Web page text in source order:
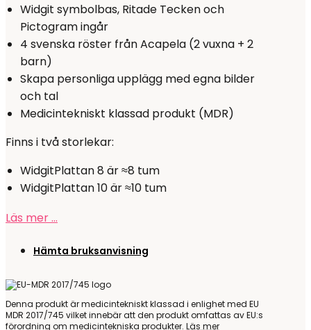
Widgit symbolbas, Ritade Tecken och
Pictogram ingår
4 svenska röster från Acapela (2 vuxna + 2
barn)
Skapa personliga upplägg med egna bilder
och tal
Medicintekniskt klassad produkt (MDR)
Finns i två storlekar:
WidgitPlattan 8 är ≈8 tum
WidgitPlattan 10 är ≈10 tum
Läs mer …
Hämta bruksanvisning
Denna produkt är medicintekniskt klassad i enlighet med EU
MDR 2017/745 vilket innebär att den produkt omfattas av EU:s
förordning om medicintekniska produkter. Läs mer